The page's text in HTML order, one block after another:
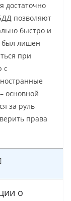
достаточно
позволяют
быстро и
был лишен
при
с
основной
за руль
права
]
о